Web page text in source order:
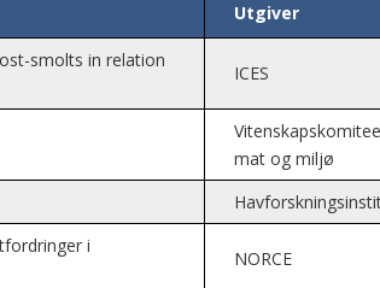
Utgiver
smolts in relation
ICES
mat og miljø
i
NORCE